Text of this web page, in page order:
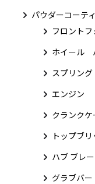
パウダーコーテ
フロント
ホイール
スプリング
エンジン
クランク
トップブ
ハブ ブレ
グラブバー